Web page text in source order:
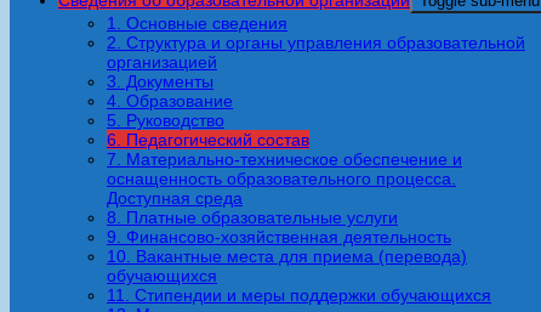
1. Основные сведения
2. Структура и органы управления образовательной
организацией
3. Документы
4. Образование
5. Руководство
6. Педагогический состав
7. Материально-техническое обеспечение и
оснащенность образовательного процесса.
Доступная среда
8. Платные образовательные услуги
9. Финансово-хозяйственная деятельность
10. Вакантные места для приема (перевода)
обучающихся
11. Стипендии и меры поддержки обучающихся